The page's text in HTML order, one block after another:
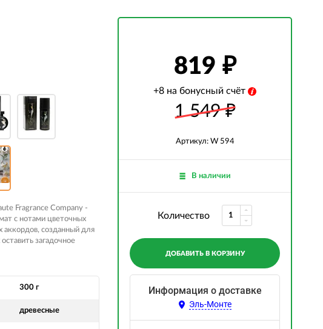
Fragrance Company -
с нотами цветочных
аккордов, созданный для
загадочное
300 г
древесные
819
+8 на бонусный счёт
1 549₽
Артикул: W 594
В наличии
Количество
ДОБАВИТЬ В КОРЗИНУ
Информация о доставке
Эль-Монте